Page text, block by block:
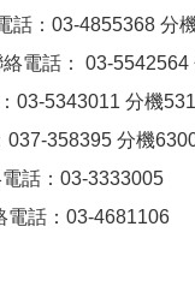
話：03-4855368 分
電話： 03-5542564
03-5343011 分機
037-358395 分機
話：03-3333005
電話：03-4681106